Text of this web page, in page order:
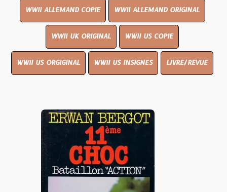
WWII ALLEMAND COPIE WWII ALLEMAND ORIGINAL
WWII UK ORIGINAL WWII US COPIE
WWII US ORGIGINAL WWII US INSIGNES LIVRE/REVUE